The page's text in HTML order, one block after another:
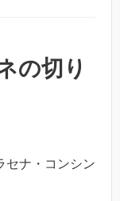
の切り
セナ・コンシン